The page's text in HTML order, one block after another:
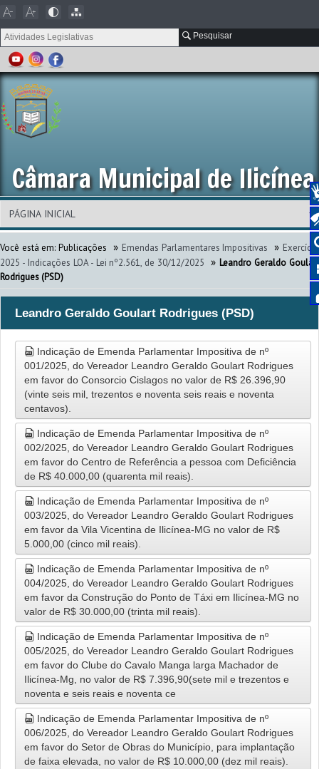
Pesquisar
Câmara Municipal de Ilicínea
Você está em:Publicações » Emendas Parlamentares Impositivas » Exercício
2025 - Indicações LOA - Lei nº2.561, de 30/12/2025
» Leandro Geraldo Goulart
Rodrigues (PSD)
Leandro Geraldo Goulart Rodrigues (PSD)
Indicação de Emenda Parlamentar Impositiva de nº
001/2025, do Vereador Leandro Geraldo Goulart Rodrigues
em favor do Consorcio Cislagos no valor de R$ 26.396,90
(vinte seis mil, trezentos e noventa seis reais e noventa
centavos).
Indicação de Emenda Parlamentar Impositiva de nº
002/2025, do Vereador Leandro Geraldo Goulart Rodrigues
em favor do Centro de Referência a pessoa com Deficiência
de R$ 40.000,00 (quarenta mil reais).
Indicação de Emenda Parlamentar Impositiva de nº
003/2025, do Vereador Leandro Geraldo Goulart Rodrigues
em favor da Vila Vicentina de Ilicínea-MG no valor de R$
5.000,00 (cinco mil reais).
Indicação de Emenda Parlamentar Impositiva de nº
004/2025, do Vereador Leandro Geraldo Goulart Rodrigues
em favor da Construção do Ponto de Táxi em Ilicínea-MG no
valor de R$ 30.000,00 (trinta mil reais).
Indicação de Emenda Parlamentar Impositiva de nº
005/2025, do Vereador Leandro Geraldo Goulart Rodrigues
em favor do Clube do Cavalo Manga larga Machador de
Ilicínea-Mg, no valor de R$ 7.396,90(sete mil e trezentos e
noventa e seis reais e noventa ce
Indicação de Emenda Parlamentar Impositiva de nº
006/2025, do Vereador Leandro Geraldo Goulart Rodrigues
em favor do Setor de Obras do Município, para implantação
de faixa elevada, no valor de R$ 10.000,00 (dez mil reais).